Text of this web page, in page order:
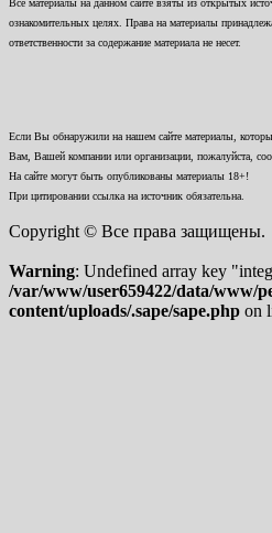
Все материалы на данном сайте взяты из открытых
ознакомительных целях. Права на материалы
ответственности за содержание материала не несет.
Если Вы обнаружили на нашем сайте материалы,
Вам, Вашей компании или организации, пожалуйста,
На сайте могут быть опубликованы материалы 18+!
При цитировании ссылка на источник обязательна.
Copyright © Все права защищены.
Warning: Undefined array key
/var/www/user659422/data/www/
content/uploads/.sape/sape.php on